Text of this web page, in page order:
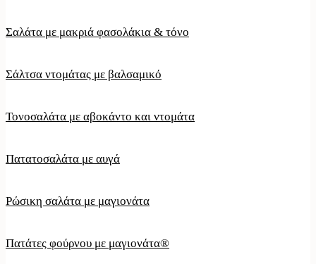
Σαλάτα με μακριά φασολάκια & τόνο
Σάλτσα ντομάτας με βαλσαμικό
Τονοσαλάτα με αβοκάντο και ντομάτα
Πατατοσαλάτα με αυγά
Ρώσικη σαλάτα με μαγιονάτα
Πατάτες φούρνου με μαγιονάτα®